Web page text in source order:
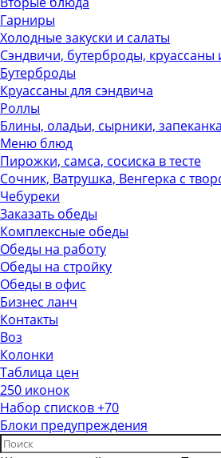
Гарниры
Холодные закуски и салаты
Сэндвичи, бутерброды, круассаны
Бутерброды
Круассаны для сэндвича
Роллы
Блины, оладьи, сырники, запеканка
Меню блюд
Пирожки, самса, сосиска в тесте
Сочник, Ватрушка, Венгерка с
Чебуреки
Заказать обеды
Комплексные обеды
Обеды на работу
Обеды на стройку
Обеды в офис
Бизнес ланч
Контакты
Воз
Колонки
Таблица цен
250 иконок
Набор списков +70
Блоки предупреждения